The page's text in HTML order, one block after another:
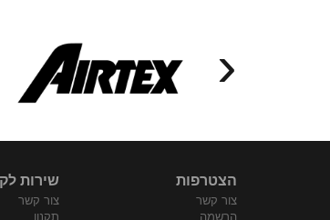
‹
הצטרפות
צור קשר
הרשמה
שירות
צור קשר
תקנון